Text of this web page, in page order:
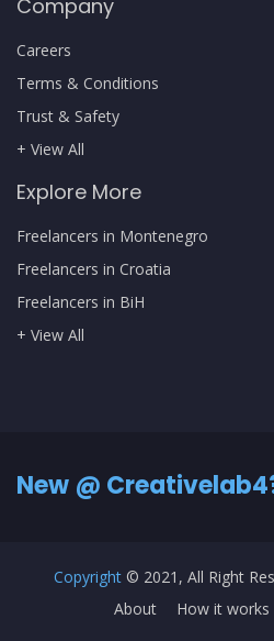
Company
Careers
Terms & Conditions
Trust & Safety
+ View All
Explore More
Freelancers in Montenegro
Freelancers in Croatia
Freelancers in BiH
+ View All
New @
Copyright © 2021, All Right
About
How it works